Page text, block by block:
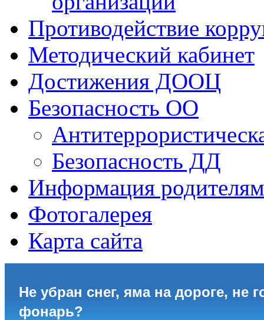
Противодействие
Методический кабинет
Достижения ДООЦ
Безопасность ОО
Безопасность ДД
Информация
Фотогалерея
Карта сайта
Не убран снег, яма на дороге, не
фонарь?